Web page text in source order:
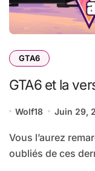
GTA6
GTA6 et la
Wolf18 Juin 29,
Vous l’aurez remarqué, les joueurs PC sont les grands
oubliés de ces